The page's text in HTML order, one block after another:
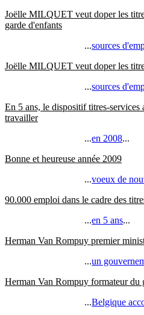
Joëlle MILQUET veut doper les
garde d'enfants
...sources
Joëlle MILQUET veut doper les
...sources
En 5 ans, le dispositif titres-services
travailler
...en 2008...
Bonne et heureuse année 2009
...voeux de
90.000 emploi dans le cadre des
...en 5 ans...
Herman Van Rompuy premier
...un
Herman Van Rompuy formateur du
...Belgique